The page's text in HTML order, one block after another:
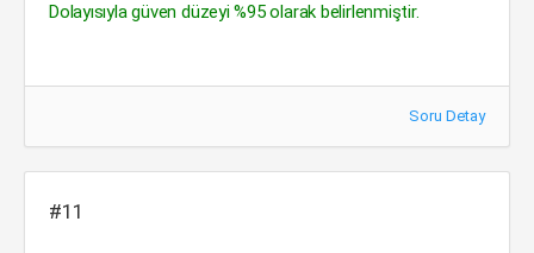
Dolayısıyla güven düzeyi %95 olarak belirlenmiştir.
Soru Detay
#11